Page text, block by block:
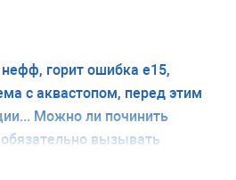
чтобы в дальнейшем
в инете всяких умельцев и
у мастера.Заранее
горит ошибка е15,
с аквастопом, перед этим
Можно ли починить
вызывать